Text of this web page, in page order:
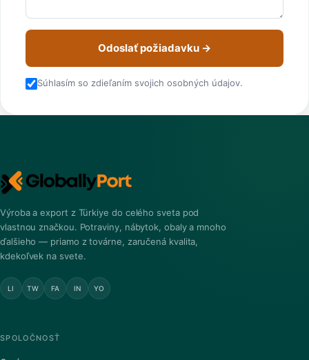
Odoslať požiadavku →
Súhlasím so zdieľaním svojich osobných údajov.
Výroba a export z Türkiye do celého sveta pod
vlastnou značkou. Potraviny, nábytok, obaly a mnoho
ďalšieho — priamo z továrne, zaručená kvalita,
kdekoľvek na svete.
LI TW FA IN YO
SPOLOČNOSŤ